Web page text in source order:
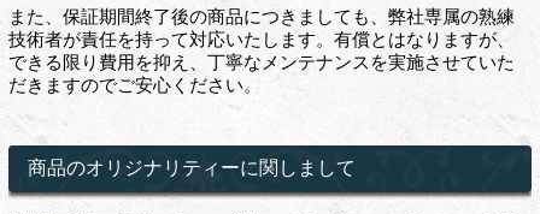
また、保証期間終了後の商品につきましても、弊社専属の熟練
技術者が責任を持って対応いたします。有償とはなりますが、
できる限り費用を抑え、丁寧なメンテナンスを実施させていた
だきますのでご安心ください。
商品のオリジナリティーに関しまして